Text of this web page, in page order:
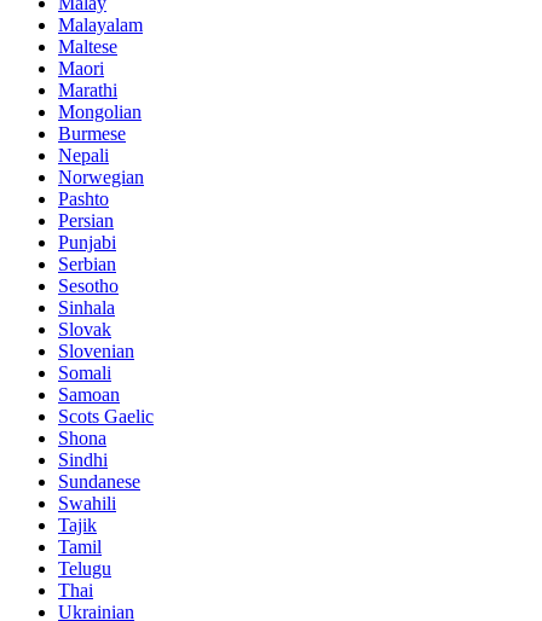
Malayalam
Maltese
Maori
Marathi
Mongolian
Burmese
Nepali
Norwegian
Pashto
Persian
Punjabi
Serbian
Sesotho
Sinhala
Slovak
Slovenian
Somali
Samoan
Scots Gaelic
Shona
Sindhi
Sundanese
Swahili
Tajik
Tamil
Telugu
Thai
Ukrainian